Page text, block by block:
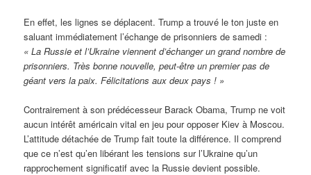
En effet, les lignes se déplacent. Trump a trouvé le ton juste en
saluant immédiatement l’échange de prisonniers de samedi :
« La Russie et l’Ukraine viennent d’échanger un grand nombre de
prisonniers. Très bonne nouvelle, peut-être un premier pas de
géant vers la paix. Félicitations aux deux pays ! »
Contrairement à son prédécesseur Barack Obama, Trump ne voit
aucun intérêt américain vital en jeu pour opposer Kiev à Moscou.
L’attitude détachée de Trump fait toute la différence. Il comprend
que ce n’est qu’en libérant les tensions sur l’Ukraine qu’un
rapprochement significatif avec la Russie devient possible.